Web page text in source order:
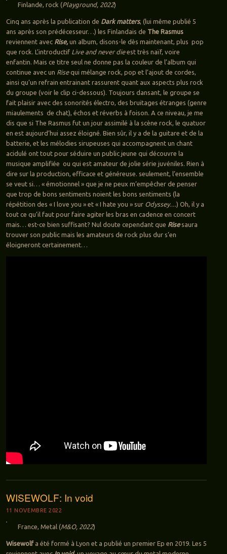
Finlande, rock (Playground, 2022)
Cinq ans après la publication de Dark matters, (lui même publié 5
ans après son prédécesseur…) les Finlandais de The Rasmus
reviennent avec Rise, un album, disons-le dès maintenant, plus pop
que rock. L’introductif Live and never dieest très naïf, voire
enfantin. Mais ce titre seul ne donne pas la couleur de l’album qui
continue avec un Risequi mélange rock, pop et l’ajout de cordes,
ainsi qu’un refrain entrainant rassurent quant aux aspects plus rock
du groupe (voir le clip ci-dessous). Toujours dansant, le groupe se
fait plaisir avec des sonorités électro, des bruitages étranges (genre
miaulements de chat), échos et réverbs à foison. A ce niveau, je me
dis que si The Rasmus fut un jour assimilé à la scène rock, le quatuor
en est aujourd’hui assez éloigné. Bien sûr, il y a de la guitare et de la
batterie, et les mélodies sirupeuses qui accompagnent un chant
acidulé ont tout pour séduire un public jeune qui découvre la
musique amplifiée ou qui est amateur de jolie série juvéniles. Rien à
dire sur la production, efficace et généreuse. seulement, l’ensemble
se veut si… « émotionnel » que je ne peux m’empêcher de penser
que trop de bons sentiments noient les bons sentiments (la
répétition des « I love you » et « I hate you » sur Odyssey… ) Oh, il y a
tout ce qu’il faut pour faire agiter les bras en cadence en concert
mais… est-ce bien suffisant? Nul doute cependant que Risesaura
trouver son public mais les amateurs de rock plus dur s’en
éloigneront certainement…
WISEWOLF: In void
11 NOVEMBRE 2022
France, Metal (M&O, 2022)
Wisewolfa été formé à Lyon et a publié un premier Ep en 2019. Les 5